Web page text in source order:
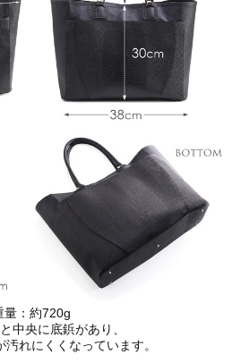
量：約720g
中央に底鋲があり、
れにくくなっています。